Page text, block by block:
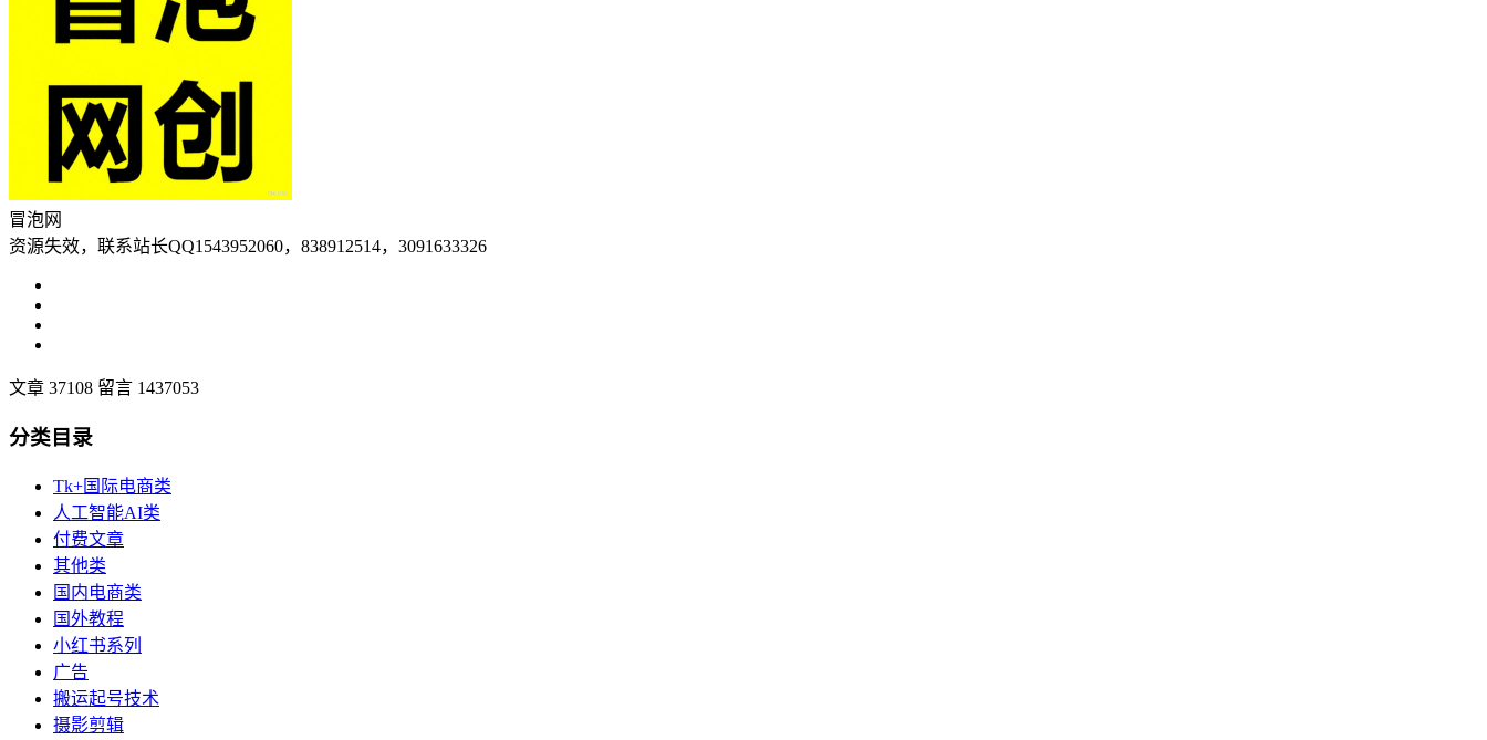
冒泡网
资源失效，联系站长QQ1543952060，838912514，3091633326
文章 37108 留言 1437053
分类目录
Tk+国际电商类
人工智能AI类
付费文章
其他类
国内电商类
国外教程
小红书系列
广告
搬运起号技术
摄影剪辑